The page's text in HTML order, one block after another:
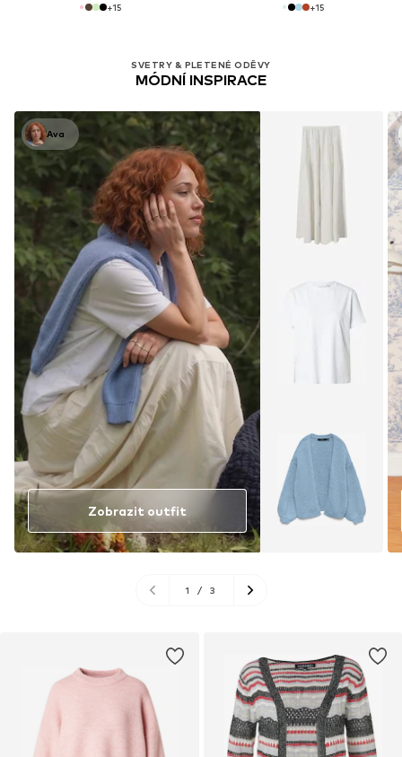
+15 +15
SVETRY & PLETENÉ ODĚVY
MÓDNÍ INSPIRACE
Ava
Zobrazit outfit
1 / 3